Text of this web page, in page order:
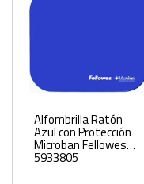
Alfombrilla Ratón
Azul con Protección
Microban Fellowes
5933805